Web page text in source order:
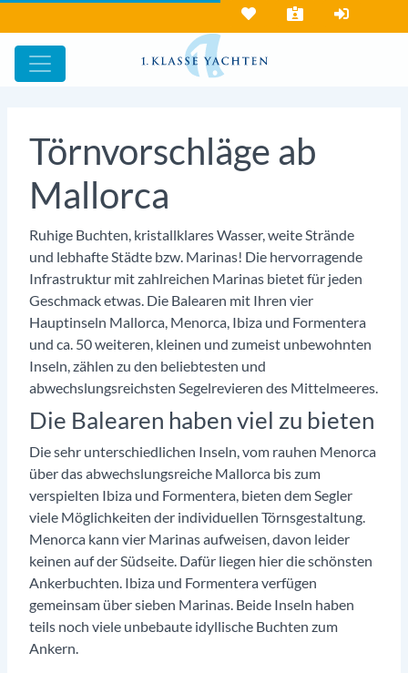
Törnvorschläge ab
Mallorca
Ruhige Buchten, kristallklares Wasser, weite Strände
und lebhafte Städte bzw. Marinas! Die hervorragende
Infrastruktur mit zahlreichen Marinas bietet für jeden
Geschmack etwas. Die Balearen mit Ihren vier
Hauptinseln Mallorca, Menorca, Ibiza und Formentera
und ca. 50 weiteren, kleinen und zumeist unbewohnten
Inseln, zählen zu den beliebtesten und
abwechslungsreichsten Segelrevieren des Mittelmeeres.
Die Balearen haben viel zu bieten
Die sehr unterschiedlichen Inseln, vom rauhen Menorca
über das abwechslungsreiche Mallorca bis zum
verspielten Ibiza und Formentera, bieten dem Segler
viele Möglichkeiten der individuellen Törnsgestaltung.
Menorca kann vier Marinas aufweisen, davon leider
keinen auf der Südseite. Dafür liegen hier die schönsten
Ankerbuchten. Ibiza und Formentera verfügen
gemeinsam über sieben Marinas. Beide Inseln haben
teils noch viele unbebaute idyllische Buchten zum
Ankern.